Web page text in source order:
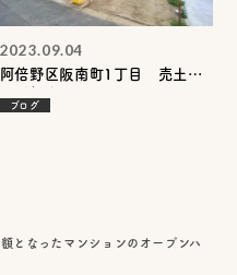
阿倍野区阪南町1丁目 売土地
2023.09.04
ブログ
となったマンションのオープンハ